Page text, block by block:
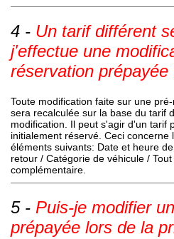
Un tarif différent
j'effectue une
réservation prépayée
Toute modification faite sur une
sera recalculée sur la base du tarif
modification. Il peut s'agir d'un tarif
initialement réservé. Ceci concerne
éléments suivants: Date et heure
retour / Catégorie de véhicule /
complémentaire.
Puis-je modifier
prépayée lors de la